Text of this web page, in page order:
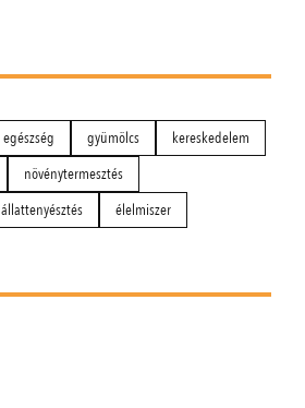
egészség gyümölcs
kereskedelem
növénytermesztés
állattenyésztés élelmiszer